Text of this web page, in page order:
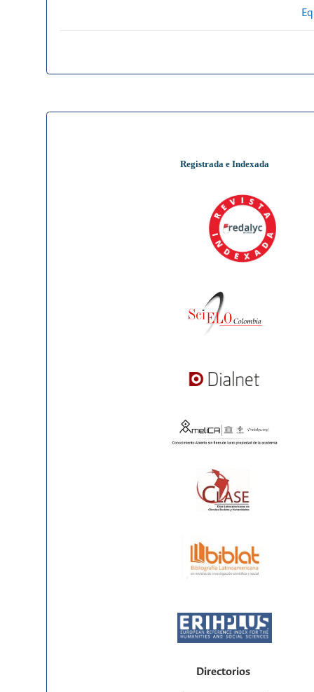
Registrada e Indexada
Directorios